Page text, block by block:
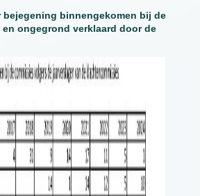
binnengekomen bij de
ongegrond verklaard door de